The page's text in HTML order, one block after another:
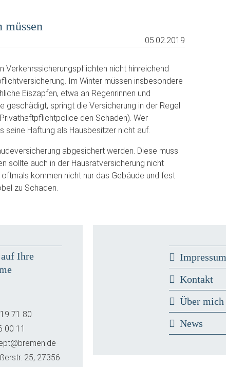
müssen
05.02.2019
nicht hinreichend
Im Winter müssen insbesondere
Eiszapfen, etwa an Regenrinnen und
geschädigt, springt die Versicherung in der Regel
den Schaden). Wer
seine Haftung als Hausbesitzer nicht auf.
abgesichert werden. Diese muss
sollte auch in der Hausratversicherung nicht
kommen nicht nur das Gebäude und fest
zu Schaden.
Ihre
71 80
00 11
25, 27356
Impressum
Kontakt
Über mich
News